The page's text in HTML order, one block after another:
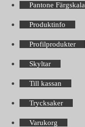
Pantone Färgskala
Produktinfo
Profilprodukter
Skyltar
Till kassan
Trycksaker
Varukorg